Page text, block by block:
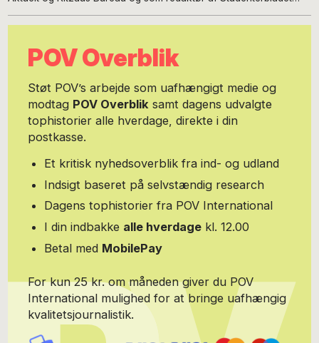
1961 og i København 1962. I 1971 blev han cand. phil. i historie,
materiale herfra er i omarbejdet form udgivet som artikelsamlingen
Fra den forkerte verden (2004). Allerede i 1954 i en alder af 11 år
børneside. Han fik som 15-årig sin debut i 1958 i antologien "Unge
meninger om Vi Mennesker", og sin selvstændige debut i 1962
med "Digte". Hans romandebut fulgte i 1963 med "Morgensol og
glasskår". Arne Herløv Petersen har udgivet omkring 500
oversættelser, hovedsagelig af amerikansk litteratur. Han har
blandt andre oversat Jack Kerouac, Thomas Pynchon, Kurt
Ford, James Lee Burke og James Ellroy. Desuden mange
oversættelser af science fiction, blandt andre Ray Bradbury, Isaac
Asimov, Arthur C. Clarke, J.G. Ballard. Dertil kommer oversættelser
af lyrik, blandt andre gendigtninger af kinesiske kortdigte,
oversættelser af James Joyce, Edgar Allan Poe, Lewis Carroll,
Edward Lear, Jean-Joseph Rabearivelo og Kobayashi Issa.
POV Overblik
Støt POV’s arbejde som uafhængigt medie og
modtag POV Overbliksamt dagens udvalgte
tophistorier alle hverdage, direkte i din
postkasse.
Et kritisk nyhedsoverblik fra ind- og udland
Indsigt baseret på selvstændig research
Dagens tophistorier fra POV International
I din indbakke alle hverdage kl. 12.00
Betal med MobilePay
For kun 25 kr. om måneden giver du POV
International mulighed for at bringe uafhængig
kvalitetsjournalistik.